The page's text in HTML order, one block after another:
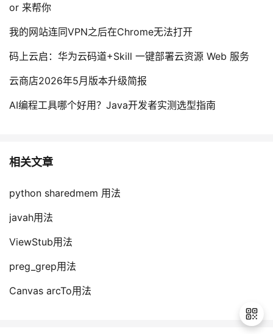
课
程
的
认
我
的
我
术
支
云
声
or 来帮你
我的网站连同VPN之后在Chrome无法打开
码上云启：华为云码道+Skill 一键部署云资源 Web 服务
云商店2026年5月版本升级简报
AI编程工具哪个好用？Java开发者实测选型指南
相关文章
python sharedmem 用法
javah用法
ViewStub用法
preg_grep用法
Canvas arcTo用法